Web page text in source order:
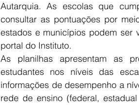
Autarquia. As escolas que
consultar as pontuações por
estados e municípios podem ser
portal do Instituto.
As planilhas apresentam as
estudantes nos níveis das
informações de desempenho a
rede de ensino (federal,